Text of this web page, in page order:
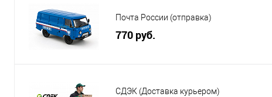
Почта России (отправка)
770 руб.
СДЭК (Доставка курьером)